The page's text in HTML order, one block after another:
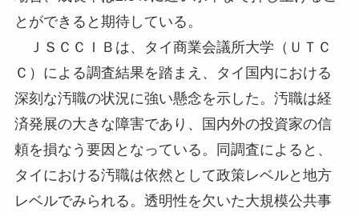
とができると期待している。
ＪＳＣＣＩＢは、タイ商業会議所大学（ＵＴＣ
Ｃ）による調査結果を踏まえ、タイ国内における
深刻な汚職の状況に強い懸念を示した。汚職は経
済発展の大きな障害であり、国内外の投資家の信
頼を損なう要因となっている。同調査によると、
タイにおける汚職は依然として政策レベルと地方
レベルでみられる。透明性を欠いた大規模公共事